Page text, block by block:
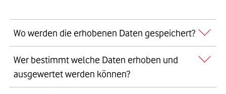
Wo werden die erhobenen Daten gespeichert?
Alle Gebäudeinformationen sollten zentral in einer Cloud
gespeichert werden. So ist der dezentrale Zugriff von
verschiedenen Systemen und Standorten möglich.
Wer bestimmt welche Daten erhoben und
ausgewertet werden können?